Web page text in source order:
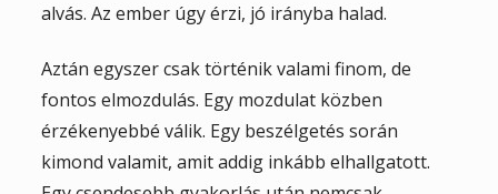
alvás. Az ember úgy érzi, jó irányba halad.
Aztán egyszer csak történik valami finom, de
fontos elmozdulás. Egy mozdulat közben
érzékenyebbé válik. Egy beszélgetés során
kimond valamit, amit addig inkább elhallgatott.